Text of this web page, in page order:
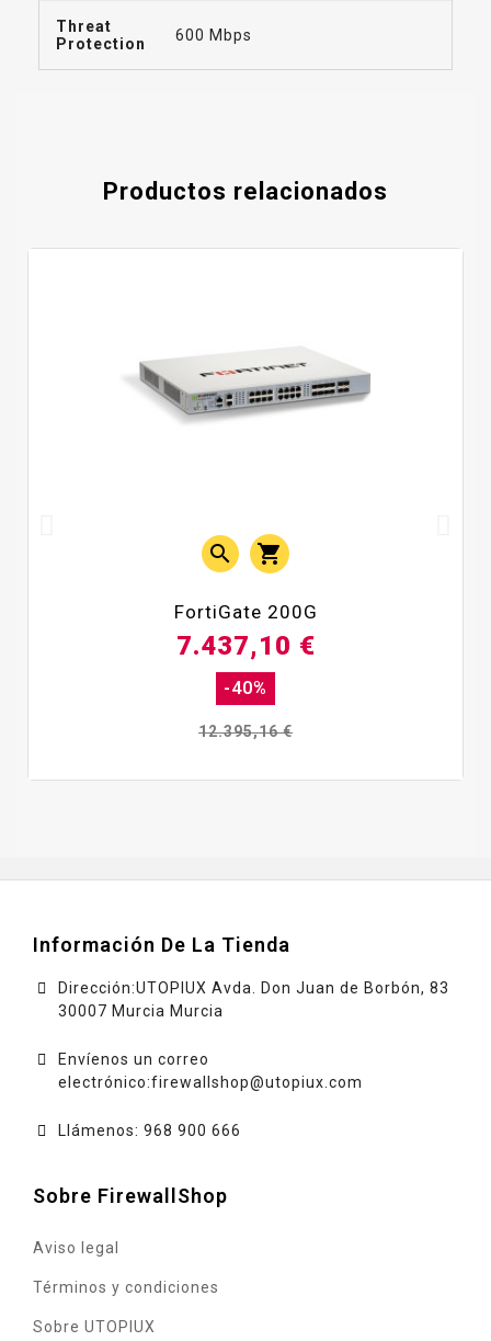
Threat
Protection
600 Mbps
Productos relacionados
 
FortiGate 200G
12.395,16 €
-40%
7.437,10 €
Información De La Tienda
Dirección:UTOPIUX Avda. Don Juan de Borbón, 83
30007 Murcia Murcia
Envíenos un correo
electrónico:firewallshop@utopiux.com
Llámenos: 968 900 666
Sobre FirewallShop
Aviso legal
Términos y condiciones
Sobre UTOPIUX